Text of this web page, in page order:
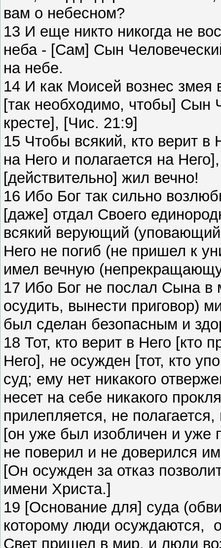
вам о небесном?
13 И еще никто никогда не
неба - [Сам] Сын
на небе.
14 И как Моисей вознес змея
[так необходимо, чтобы] Сын
кресте], [Чис. 21:9]
15 Чтобы всякий, кто верит в
на Него и полагается на
[действительно] жил вечно!
16 Ибо Бог так сильно
[даже] отдал Своего
всякий верующий
Него не погиб (не пришел к
имел вечную
17 Ибо Бог не послал Сына в
осудить, вынести приговор)
был сделан безопасным и
18 Тот, кто верит в Него [кто
Него], не осужден [тот, кто
суд; ему нет никакого
несет на себе никакого
прилепляется, не
[он уже был изобличен и уже
не поверил и не доверился
[Он осужден за отказ
имени Христа.]
19 [Основание для] суда
которому люди осуждаются,
Свет пришел в мир, и люди